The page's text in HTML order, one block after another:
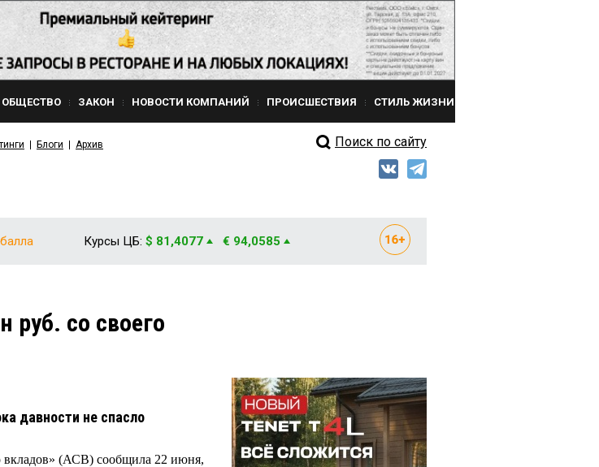
ОБЩЕСТВО ЗАКОН НОВОСТИ КОМПАНИЙ ПРОИСШЕСТВИЯ СТИЛЬ ЖИЗНИ
Блоги Архив Поиск по сайту
балла Курсы ЦБ: $ 81,4077 € 94,0585
руб. со своего
давности не спасло
вкладов» (АСВ) сообщила 22 июня,